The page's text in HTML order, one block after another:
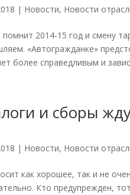
| Новости, Новости
2014-15 год и смену
«Автогражданке»
более справедливым и
и сборы
| Новости, Новости
как хорошее, так и не
Кто предупрежден,